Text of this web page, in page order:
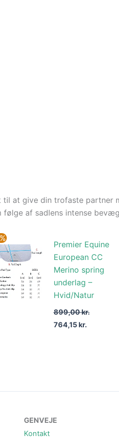
til at give din trofaste
af sadlens intense
Premier Equine
European CC
Merino spring
underlag –
Hvid/Natur
899,00kr.
oprindelige
pris
var:
899,00 kr..
764,15kr.
aktuelle
pris
er:
764,15 kr..
GENVEJE
Kontakt